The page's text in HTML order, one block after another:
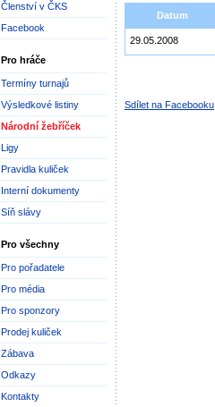
Členství v ČKS
Facebook
Pro hráče
Termíny turnajů
Výsledkové listiny
Národní žebříček
Ligy
Pravidla kuliček
Interní dokumenty
Síň slávy
Pro všechny
Pro pořadatele
Pro média
Pro sponzory
Prodej kuliček
Zábava
Odkazy
Kontakty
Datum
29.05.2008
Sdílet na Facebooku